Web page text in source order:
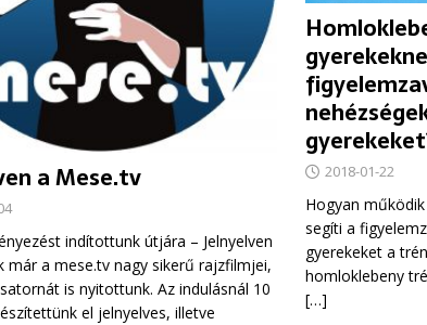
a Mese.tv
indítottunk útjára – Jelnyelven
már a mese.tv nagy sikerű rajzfilmjei,
is nyitottunk. Az indulásnál 10
el jelnyelves, illetve
2018-01-22
Hogyan
segíti a
gyerekeket a
homloklebeny
[…]